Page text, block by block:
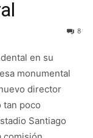
8
en su
monumental
director
tan poco
Santiago